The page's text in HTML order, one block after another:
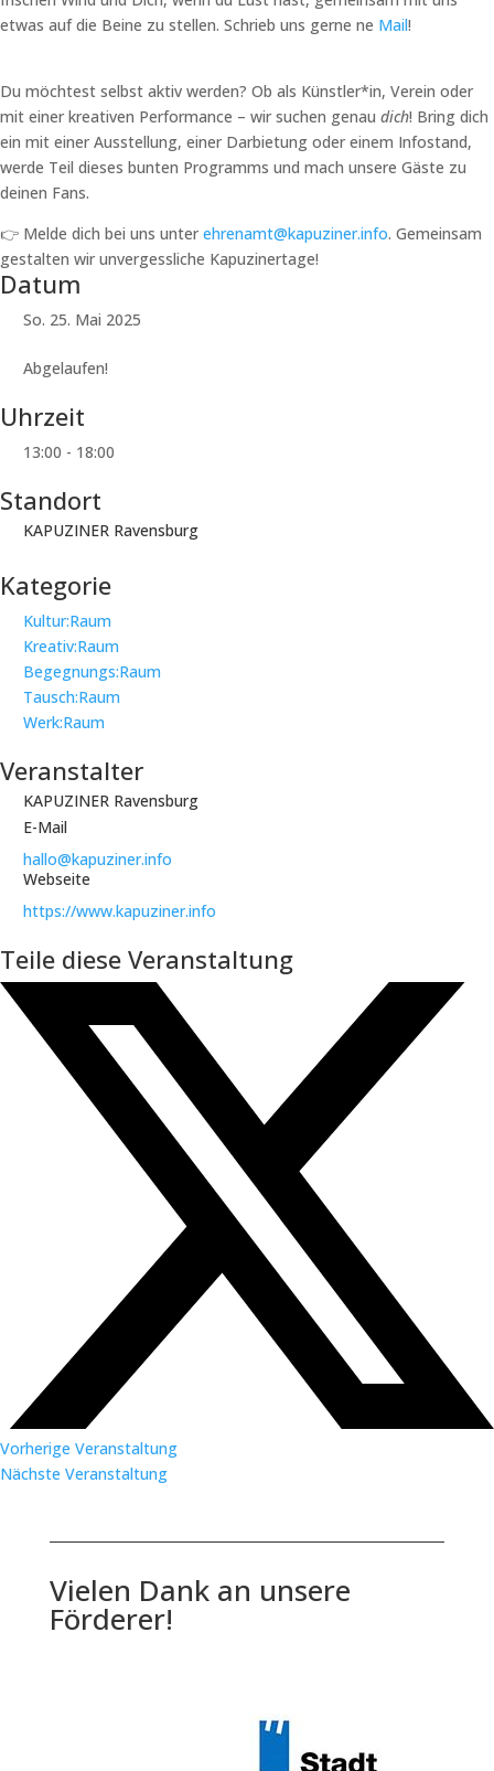
etwas auf die Beine zu stellen. Schrieb uns gerne ne Mail!
Du möchtest selbst aktiv werden? Ob als Künstler*in, Verein oder
mit einer kreativen Performance – wir suchen genau dich! Bring dich
ein mit einer Ausstellung, einer Darbietung oder einem Infostand,
werde Teil dieses bunten Programms und mach unsere Gäste zu
deinen Fans.
👉 Melde dich bei uns unter ehrenamt@kapuziner.info. Gemeinsam
gestalten wir unvergessliche Kapuzinertage!
Datum
So. 25. Mai 2025
Abgelaufen!
Uhrzeit
13:00 - 18:00
Standort
KAPUZINER Ravensburg
Kategorie
Kultur:Raum
Kreativ:Raum
Begegnungs:Raum
Tausch:Raum
Werk:Raum
Veranstalter
KAPUZINER Ravensburg
E-Mail
hallo@kapuziner.info
Webseite
https://www.kapuziner.info
Teile diese Veranstaltung
Vorherige Veranstaltung
Nächste Veranstaltung
Vielen Dank an unsere
Förderer!